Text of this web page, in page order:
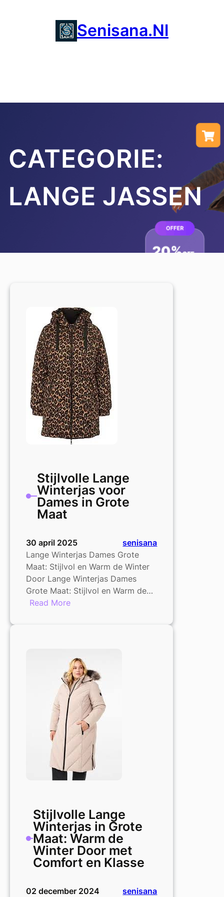
Senisana.nl
CATEGORIE:
LANGE JASSEN
Stijlvolle Lange
Winterjas voor
Dames in Grote
Maat
30 april 2025
senisana
Lange Winterjas Dames Grote
Maat: Stijlvol en Warm de Winter
Door Lange Winterjas Dames
Grote Maat: Stijlvol en Warm de…
Read More:
Dames
in
Grote
Maat
Stijlvolle Lange
Winterjas in Grote
Maat: Warm de
Winter Door met
Comfort en Klasse
02 december 2024
senisana